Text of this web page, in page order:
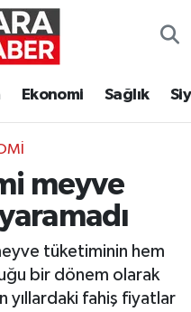
Ekonomi Sağlık
meyve
tüketiminin hem
bir dönem olarak
yıllardaki fahiş fiyatlar